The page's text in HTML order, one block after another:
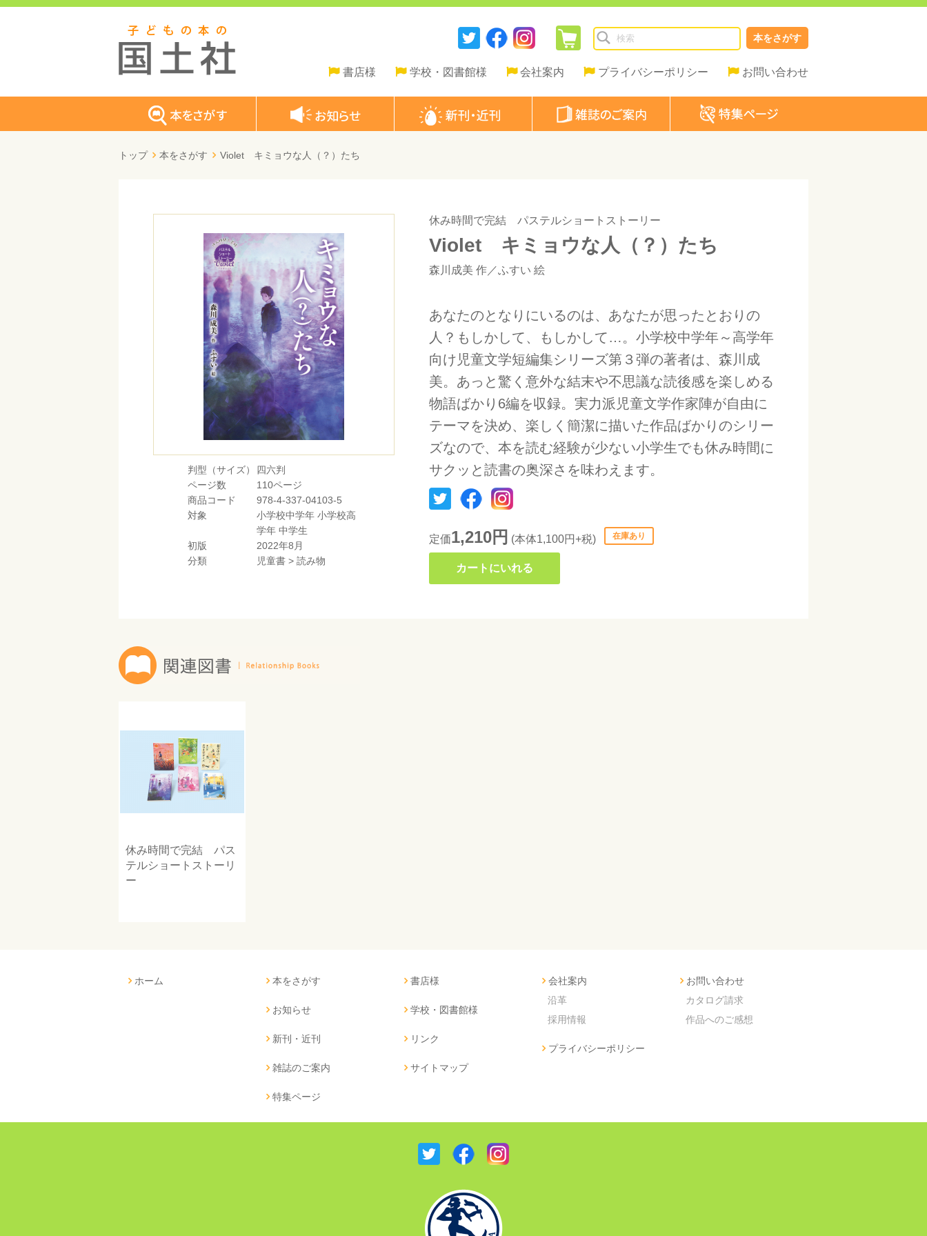
本をさがす
書店様 学校・図書館様 会社案内 プライバシーポリシー お問い合わせ
トップ 本をさがす Violet キミョウな人（？）たち
休み時間で完結 パステルショートストーリー
Violet キミョウな人（？）たち
森川成美 作／ふすい 絵
あなたのとなりにいるのは、あなたが思ったとおりの
人？もしかして、もしかして…。小学校中学年～高学年
向け児童文学短編集シリーズ第３弾の著者は、森川成
美。あっと驚く意外な結末や不思議な読後感を楽しめる
物語ばかり6編を収録。実力派児童文学作家陣が自由に
テーマを決め、楽しく簡潔に描いた作品ばかりのシリー
ズなので、本を読む経験が少ない小学生でも休み時間に
サクッと読書の奥深さを味わえます。
判型（サイズ）
四六判
ページ数
110ページ
商品コード
978-4-337-04103-5
対象
小学校中学年 小学校高
学年 中学生
初版
2022年8月
分類
児童書 > 読み物
定価1,210円 (本体1,100円+税) 在庫あり
カートにいれる
休み時間で完結 パス
テルショートストーリ
ー
ホーム 本をさがす
お知らせ
新刊・近刊
雑誌のご案内
特集ページ
書店様
学校・図書館様
リンク
サイトマップ
会社案内
沿革
採用情報
プライバシーポリシー
お問い合わせ
カタログ請求
作品へのご感想